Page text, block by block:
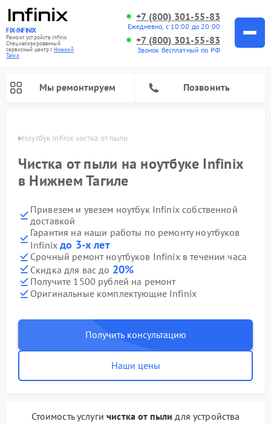
FIX-INFINIX
Ремонт устройств Infinix
Специализированный
cервисный центр г.Нижний
Тагил
+7 (800) 301-55-83
Ежедневно, с 10:00 до 20:00
+7 (800) 301-55-83
Звонок бесплатный по РФ
Мы ремонтируем Позвонить
Ноутбук Infinix чистка от пыли
Чистка от пыли на ноутбуке Infinix
в Нижнем Тагиле
Привезем и увезем ноутбук Infinix собственной
доставкой
Гарантия на наши работы по ремонту ноутбуков
Infinixдо 3-х лет
Срочный ремонт ноутбуков Infinix в течении часа
Скидка для вас до 20%
Получите 1500 рублей на ремонт
Оригинальные комплектующие Infinix
Получить консультацию
Наши цены
Стоимость услугичистка от пыли для устройства